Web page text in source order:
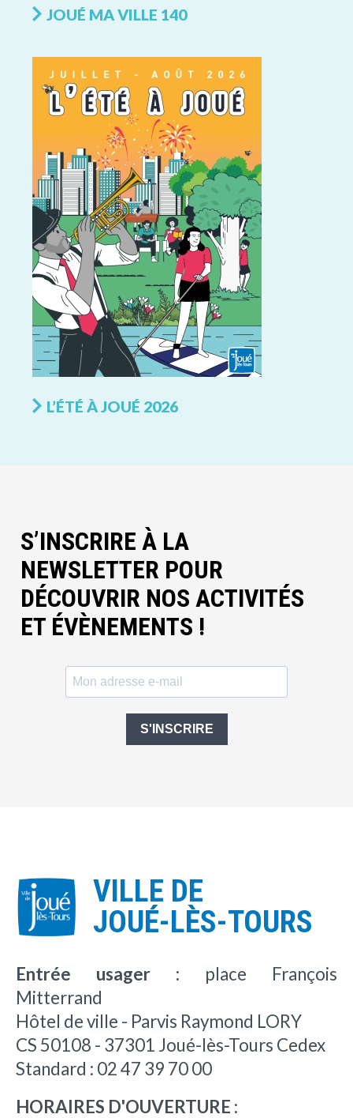
JOUÉ MA VILLE 140
L’ÉTÉ À JOUÉ 2026
S’INSCRIRE À LA
NEWSLETTER POUR
DÉCOUVRIR NOS ACTIVITÉS
ET ÉVÈNEMENTS !
S'INSCRIRE
VILLE DE
JOUÉ-LÈS-TOURS
Entrée usager : place François
Mitterrand
Hôtel de ville - Parvis Raymond LORY
CS 50108 - 37301 Joué-lès-Tours Cedex
Standard : 02 47 39 70 00
HORAIRES D'OUVERTURE :